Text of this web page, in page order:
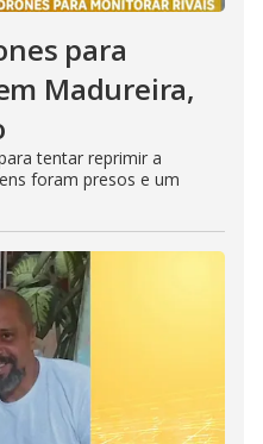
para
Madureira,
tentar reprimir a
foram presos e um